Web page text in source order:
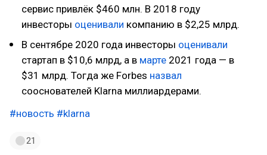
сервис привлёк $460 млн. В 2018 году
инвесторы оценивали компанию в $2,25 млрд.
В сентябре 2020 года инвесторы оценивали
стартап в $10,6 млрд, а в марте 2021 года — в
$31 млрд. Тогда же Forbes назвал
сооснователей Klarna миллиардерами.
#новость #klarna
21